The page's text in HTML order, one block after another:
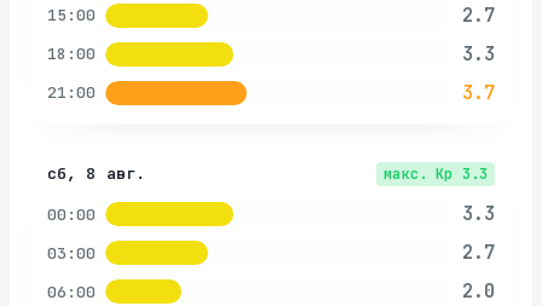
15:00 2.7
18:00 3.3
21:00 3.7
сб, 8 авг. макс. Kp 3.3
00:00 3.3
03:00 2.7
06:00 2.0